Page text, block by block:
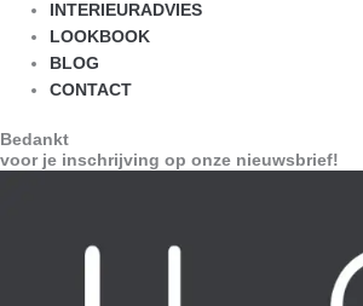
INTERIEURADVIES
LOOKBOOK
BLOG
CONTACT
Bedankt
voor je inschrijving op onze nieuwsbrief!